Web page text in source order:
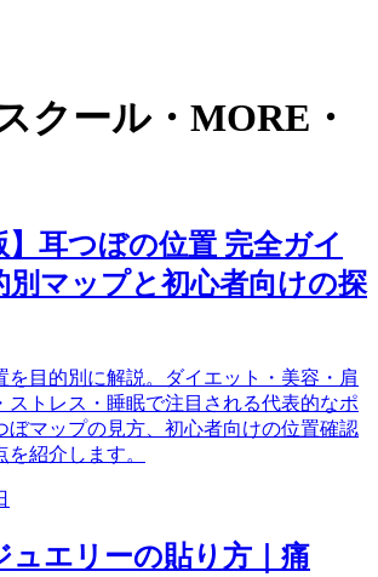
クール・MORE・
】耳つぼの位置 完全ガイ
別マップと初心者向けの探
を目的別に解説。ダイエット・美容・肩
ストレス・睡眠で注目される代表的なポ
ぼマップの見方、初心者向けの位置確認
紹介します。
ュエリーの貼り方｜痛